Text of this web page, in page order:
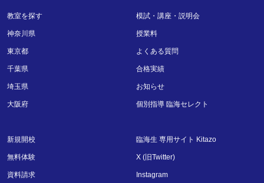
教室を探す
神奈川県
東京都
千葉県
埼玉県
大阪府
新規開校
無料体験
資料請求
模試・講座・説明会
授業料
よくある質問
合格実績
お知らせ
個別指導 臨海セレクト
臨海生 専用サイト Kitazo
X (旧Twitter)
Instagram